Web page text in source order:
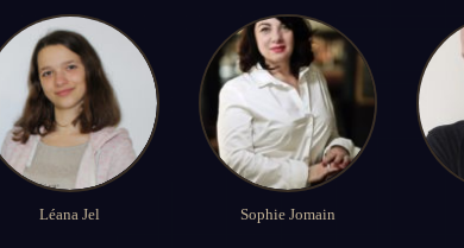
Léana Jel Sophie Jomain